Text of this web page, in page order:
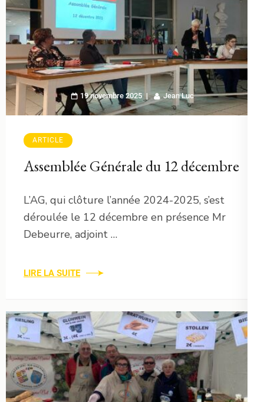
19 novembre 2025 Jean Luc
ARTICLE
Assemblée Générale du 12 décembre
L’AG, qui clôture l’année 2024-2025, s’est
déroulée le 12 décembre en présence Mr
Debeurre, adjoint …
LIRE LA SUITE